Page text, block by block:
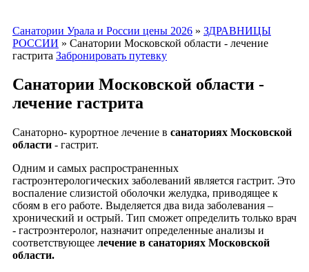
Санатории Урала и России цены 2026 » ЗДРАВНИЦЫ
РОССИИ » Санатории Московской области - лечение
гастрита Забронировать путевку
Санатории Московской области -
лечение гастрита
Санаторно- курортное лечение в санаториях Московской
области - гастрит.
Одним и самых распространенных
гастроэнтерологических заболеваний является гастрит. Это
воспаление слизистой оболочки желудка, приводящее к
сбоям в его работе. Выделяется два вида заболевания –
хронический и острый. Тип сможет определить только врач
- гастроэнтеролог, назначит определенные анализы и
соответствующее лечение в санаториях Московской
области.